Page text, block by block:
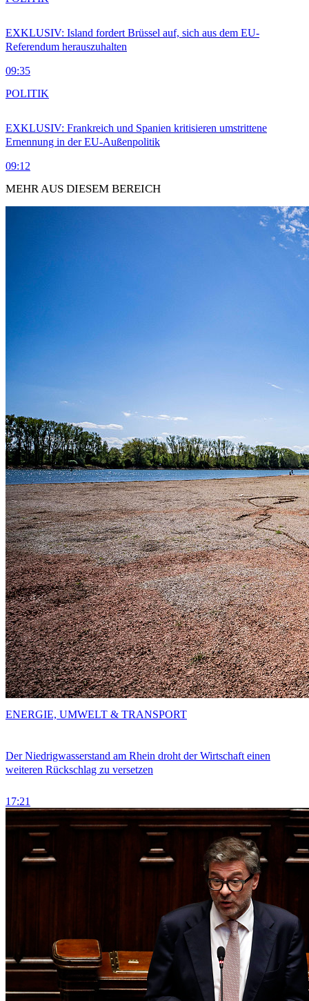
EXKLUSIV: Island fordert Brüssel auf, sich aus dem EU-
Referendum herauszuhalten
09:35
EXKLUSIV: Frankreich und Spanien kritisieren umstrittene
Ernennung in der EU-Außenpolitik
09:12
POLITIK
MEHR AUS DIESEM BEREICH
Der Niedrigwasserstand am Rhein droht der Wirtschaft einen
weiteren Rückschlag zu versetzen
17:21
ENERGIE, UMWELT & TRANSPORT